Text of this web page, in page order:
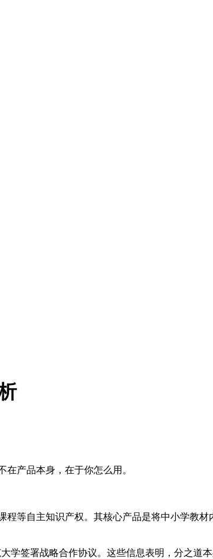
产品本身，在于你怎么用。
等自主知识产权。其核心产品是将中小学教
学签署战略合作协议。这些信息表明，分之道